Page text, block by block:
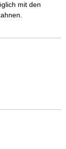
mit den